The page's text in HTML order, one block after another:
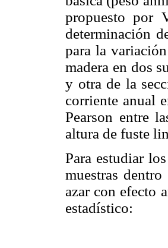
propuesto por
determinación
para la
madera en dos
y otra de la
corriente anual
Pearson entre
altura de fuste
Para estudiar
muestras
azar con efecto
estadístico: